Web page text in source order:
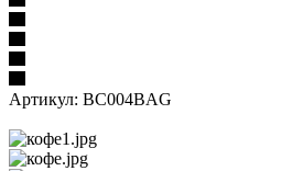
Артикул: BC004BAG